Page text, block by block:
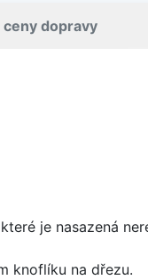
dopravy
je nasazená
knoflíku na dřezu.